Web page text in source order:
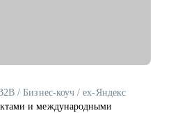
/ Бизнес-коуч / ex-Яндекс
и международными